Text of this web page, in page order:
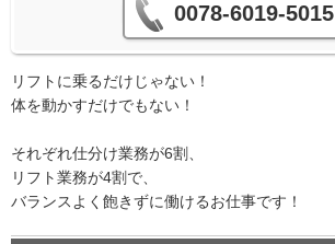
0078-6019-5015
リフトに乗るだけじゃない！
体を動かすだけでもない！
それぞれ仕分け業務が6割、
リフト業務が4割で、
バランスよく飽きずに働けるお仕事です！